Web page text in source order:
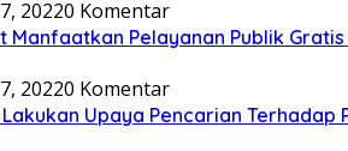
20220 Komentar
Pelayanan Publik
20220 Komentar
Upaya Pencarian